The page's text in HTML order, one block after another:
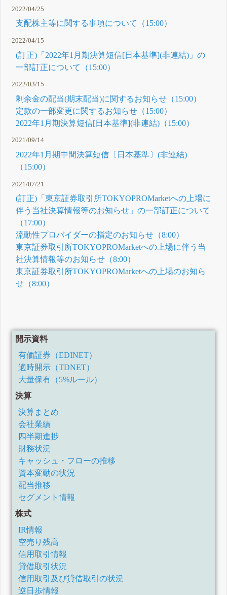
2022/04/25
支配株主等に関する事項について（15:00）
2022/04/15
(訂正)「2022年1月期決算短信[日本基準](非連結)」の
一部訂正について（15:00）
2022/03/15
剰余金の配当(期末配当)に関するお知らせ（15:00）
定款の一部変更に関するお知らせ（15:00）
2022年1月期決算短信[日本基準](非連結)（15:00）
2021/09/14
2022年1月期中間決算短信〔日本基準〕(非連結)
（15:00）
2021/07/21
(訂正)「東京証券取引所TOKYOPROMarketへの上場に
伴う当社決算情報等のお知らせ」の一部訂正について
（17:00）
流動性プロバイダーの指定のお知らせ（8:00）
東京証券取引所TOKYOPROMarketへの上場に伴う当
社決算情報等のお知らせ（8:00）
東京証券取引所TOKYOPROMarketへの上場のお知ら
せ（8:00）
開示資料
有価証券（EDINET）
適時開示（TDNET）
大量保有（5%ルール）
決算
決算まとめ
会社業績
四半期進捗
財務状況
キャッシュ・フローの推移
資本変動の状況
配当推移
セグメント情報
株式
IR情報
空売り残高
信用取引情報
貸借取引状況
信用取引及び貸借取引の状況
逆日歩情報